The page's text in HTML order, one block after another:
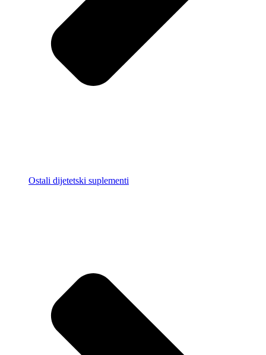
Ostali dijetetski suplementi